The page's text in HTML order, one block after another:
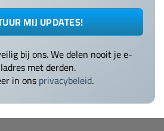
bij ons. We delen nooit je e-
met derden.
in onsprivacybeleid.